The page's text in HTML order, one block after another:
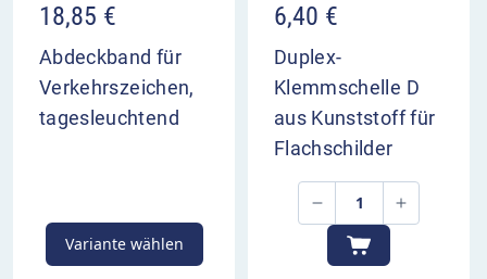
18,85 €
Abdeckband für
Verkehrszeichen,
tagesleuchtend
Variante wählen
6,40 €
Duplex-
Klemmschelle D
aus Kunststoff für
Flachschilder